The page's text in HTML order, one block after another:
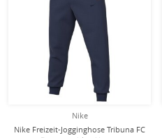
Nike
Nike Freizeit-Jogginghose Tribuna FC